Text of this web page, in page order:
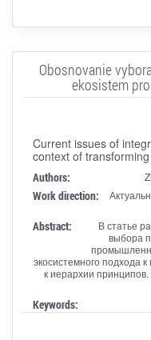
Obosnovanie
ekosistem
Current issues of
context of
Authors:
Work direction:
Abstract:
В статье
выбора
экосистемного подхода
к иерархии
Keywords: